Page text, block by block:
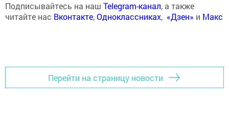
Подписывайтесь на наш Telegram-канал, а также
читайте нас Вконтакте,Одноклассниках, «Дзен» и Макс
Перейти на страницу новости